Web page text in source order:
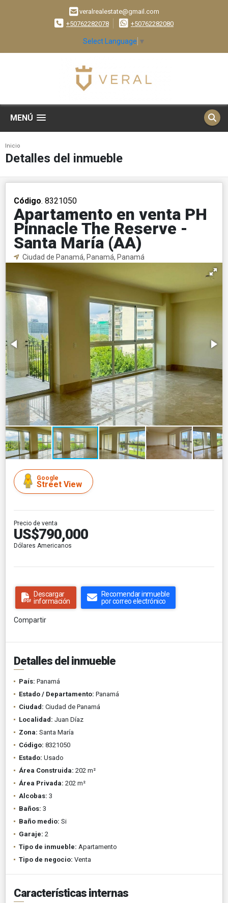
veralrealestate@gmail.com
+50762282078
+50762282080
Select Language ▼
MENÚ
Inicio
Detalles del inmueble
Código. 8321050
Apartamento en venta PH
Pinnacle The Reserve -
Santa María (AA)
Ciudad de Panamá, Panamá, Panamá
Google
Street View
Precio de venta
US$790,000
Dólares Americanos
Descargar
información
Recomendar inmueble
por correo electrónico
Compartir
Detalles del inmueble
País: Panamá
Estado / Departamento: Panamá
Ciudad: Ciudad de Panamá
Localidad: Juan Díaz
Zona: Santa María
Código: 8321050
Estado: Usado
Área Construida: 202 m²
Área Privada: 202 m²
Alcobas: 3
Baños: 3
Baño medio: Si
Garaje: 2
Tipo de inmueble: Apartamento
Tipo de negocio: Venta
Características internas